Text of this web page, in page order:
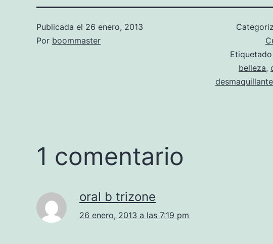
Publicada el 26 enero, 2013
Por boommaster
belleza,
1 comentario
oral b trizone
26 enero, 2013 a las 7:19 pm